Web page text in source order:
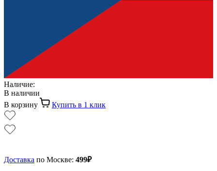
Наличие:
В наличии
В корзину
Купить в 1 клик
Доставка по Москве: 499₽